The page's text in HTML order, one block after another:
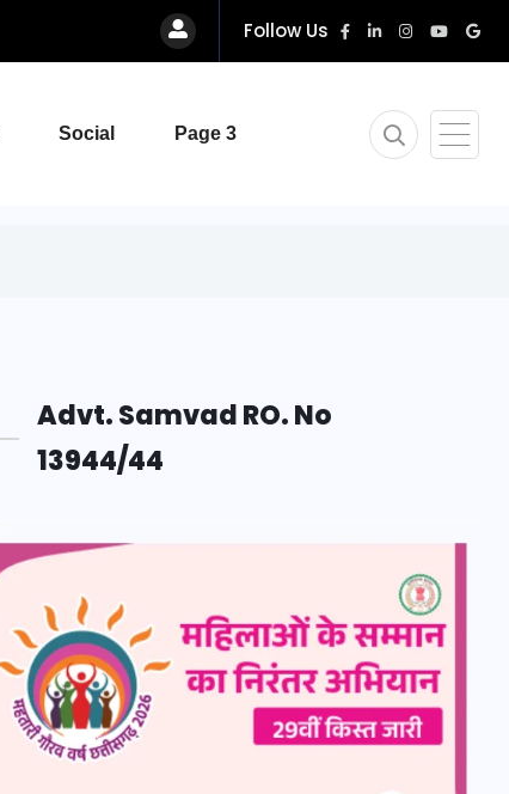
Follow Us
Social Page 3
Advt. Samvad RO. No
13944/44